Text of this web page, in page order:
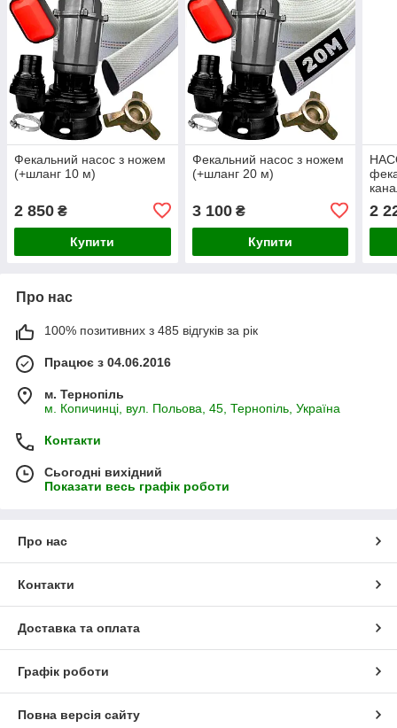
Фекальний насос з ножем
(+шланг 10 м)
2 850 ₴
Купити
Фекальний насос з ножем
(+шланг 20 м)
3 100₴
Купити
2
Про нас
100% позитивних з 485 відгуків за рік
Працює з 04.06.2016
м. Тернопіль
м. Копичинці, вул. Польова, 45, Тернопіль, Україна
Контакти
Сьогодні вихідний
Показати весь графік роботи
Про нас
Контакти
Доставка та оплата
Графік роботи
Повна версія сайту